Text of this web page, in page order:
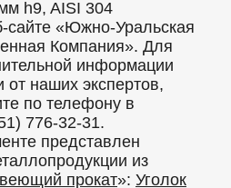
h9, AISI 304
сайте «Южно-Уральская
Компания». Для
информации
от наших экспертов,
по телефону в
776-32-31.
представлен
из
прокат»: Уголок